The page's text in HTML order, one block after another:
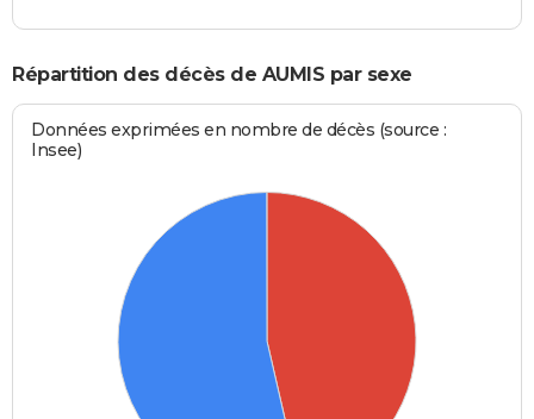
Répartition des décès de AUMIS par sexe
Données exprimées en nombre de décès (source :
Insee)